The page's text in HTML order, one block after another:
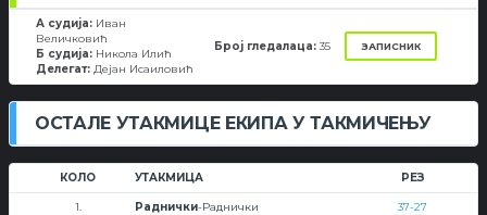
А судија: Иван
Величковић
Б судија: Никола Илић
Делегат: Дејан Исаиловић
Број гледалаца: 35 ЗАПИСНИК
ОСТАЛЕ УТАКМИЦЕ ЕКИПА У ТАКМИЧЕЊУ
КОЛО УТАКМИЦА РЕЗ
1. Раднички-Раднички 37-27